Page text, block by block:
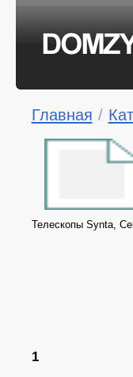
Главная /
Телескопы Synta,
1